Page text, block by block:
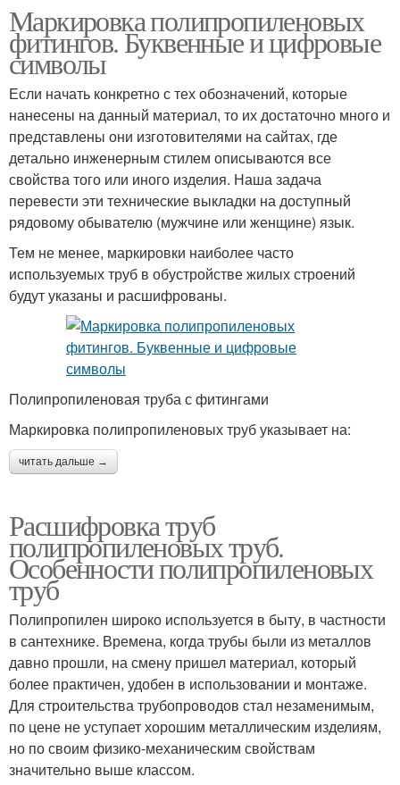
Маркировка полипропиленовых
фитингов. Буквенные и цифровые
символы
Если начать конкретно с тех обозначений, которые
нанесены на данный материал, то их достаточно много и
представлены они изготовителями на сайтах, где
детально инженерным стилем описываются все
свойства того или иного изделия. Наша задача
перевести эти технические выкладки на доступный
рядовому обывателю (мужчине или женщине) язык.
Тем не менее, маркировки наиболее часто
используемых труб в обустройстве жилых строений
будут указаны и расшифрованы.
Полипропиленовая труба с фитингами
Маркировка полипропиленовых труб указывает на:
читать дальше →
Расшифровка труб
полипропиленовых труб.
Особенности полипропиленовых
труб
Полипропилен широко используется в быту, в частности
в сантехнике. Времена, когда трубы были из металлов
давно прошли, на смену пришел материал, который
более практичен, удобен в использовании и монтаже.
Для строительства трубопроводов стал незаменимым,
по цене не уступает хорошим металлическим изделиям,
но по своим физико-механическим свойствам
значительно выше классом.